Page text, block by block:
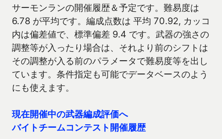
サーモンランの開催履歴＆予定です。難易度は
6.78 が平均です。編成点数は 平均 70.92, カッコ
内は偏差値で、標準偏差 9.4 です。武器の強さの
調整等が入ったり場合は、それより前のシフトは
その調整が入る前のパラメータで難易度等を出し
ています。条件指定も可能でデータベースのよう
にも使えます。
現在開催中の武器編成評価へ
バイトチームコンテスト開催履歴